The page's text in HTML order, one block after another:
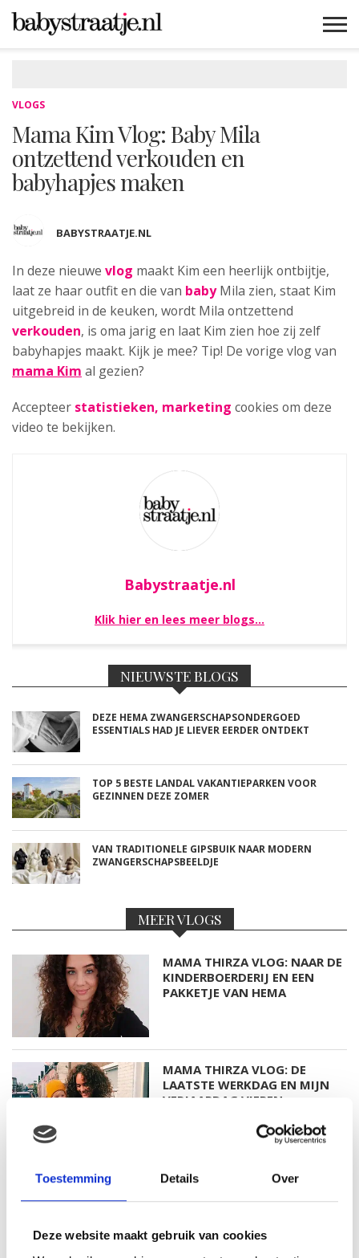
Toestemming Details Over
Deze website maakt gebruik van cookies
VLOGS
Mama Kim Vlog: Baby Mila
ontzettend verkouden en
babyhapjes maken
BABYSTRAATJE.NL
In deze nieuwe vlog maakt Kim een heerlijk ontbijtje,
laat ze haar outfit en die van babyMila zien, staat Kim
uitgebreid in de keuken, wordt Mila ontzettend
verkouden, is oma jarig en laat Kim zien hoe zij zelf
babyhapjes maakt. Kijk je mee? Tip! De vorige vlog van
mama Kim al gezien?
Accepteer statistieken, marketing cookies om deze
video te bekijken.
Babystraatje.nl
Klik hier en lees meer blogs…
NIEUWSTE BLOGS
DEZE HEMA ZWANGERSCHAPSONDERGOED
ESSENTIALS HAD JE LIEVER EERDER ONTDEKT
TOP 5 BESTE LANDAL VAKANTIEPARKEN VOOR
GEZINNEN DEZE ZOMER
VAN TRADITIONELE GIPSBUIK NAAR MODERN
ZWANGERSCHAPSBEELDJE
MEER VLOGS
MAMA THIRZA VLOG: NAAR DE
KINDERBOERDERIJ EN EEN
PAKKETJE VAN HEMA
MAMA THIRZA VLOG: DE
LAATSTE WERKDAG EN MIJN
VERJAARDAG VIEREN
MAMA THIRZA VLOG: HET IS